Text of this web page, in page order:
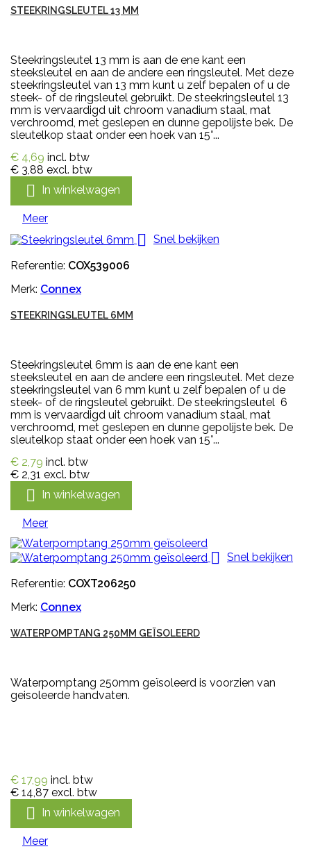
STEEKRINGSLEUTEL 13 MM
Steekringsleutel 13 mm is aan de ene kant een
steeksleutel en aan de andere een ringsleutel. Met deze
steekringsleutel van 13 mm kunt u zelf bepalen of u de
steek- of de ringsleutel gebruikt. De steekringsleutel 13
mm is vervaardigd uit chroom vanadium staal, mat
verchroomd, met geslepen en dunne gepolijste bek. De
sleutelkop staat onder een hoek van 15°...
€ 4,69 incl. btw
€ 3,88 excl. btw
 In winkelwagen
Meer

Snel bekijken
Referentie: COX539006
Merk: Connex
STEEKRINGSLEUTEL 6MM
Steekringsleutel 6mm is aan de ene kant een
steeksleutel en aan de andere een ringsleutel. Met deze
steekringsleutel van 6 mm kunt u zelf bepalen of u de
steek- of de ringsleutel gebruikt. De steekringsleutel 6
mm is vervaardigd uit chroom vanadium staal, mat
verchroomd, met geslepen en dunne gepolijste bek. De
sleutelkop staat onder een hoek van 15°...
€ 2,79 incl. btw
€ 2,31 excl. btw
 In winkelwagen
Meer
 Snel bekijken
Referentie: COXT206250
Merk: Connex
WATERPOMPTANG 250MM GEÏSOLEERD
Waterpomptang 250mm geïsoleerd is voorzien van
geisoleerde handvaten.
€ 17,99 incl. btw
€ 14,87 excl. btw
 In winkelwagen
Meer